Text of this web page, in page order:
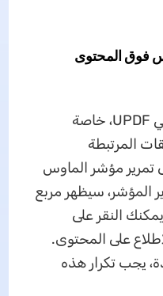
فوق المحتوى
لـ عرض التعليقات الفردية في UPDF، خاصة
المرتبطة
تمرير مؤشر الماوس
المؤشر، سيظهر مربع
النقر على
على المحتوى.
يجب تكرار هذه